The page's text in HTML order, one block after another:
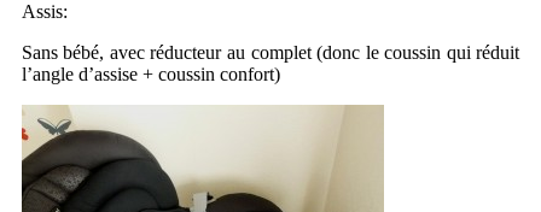
Assis:
Sans bébé, avec réducteur au complet (donc le coussin qui réduit
l’angle d’assise + coussin confort)